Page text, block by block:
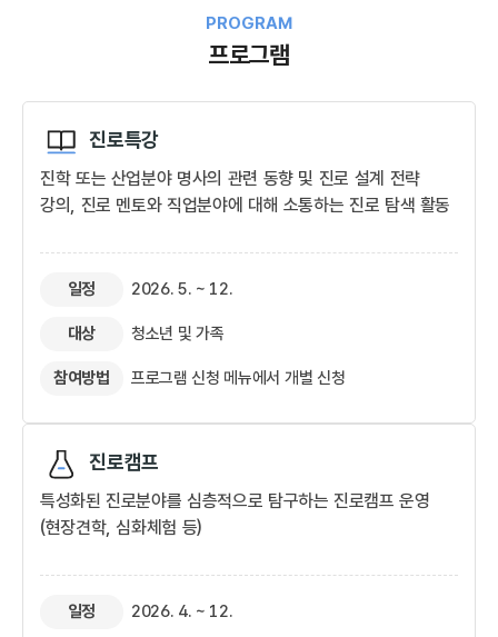
PROGRAM
프로그램
진로특강
진학 또는 산업분야 명사의 관련 동향 및 진로 설계 전략
강의, 진로 멘토와 직업분야에 대해 소통하는 진로 탐색 활동​
일정 2026. 5. ~ 12.
대상 청소년 및 가족
참여방법 프로그램 신청 메뉴에서 개별 신청​
진로캠프
특성화된 진로분야를 심층적으로 탐구하는 진로캠프 운영
(현장견학, 심화체험 등)
일정 2026. 4. ~ 12.